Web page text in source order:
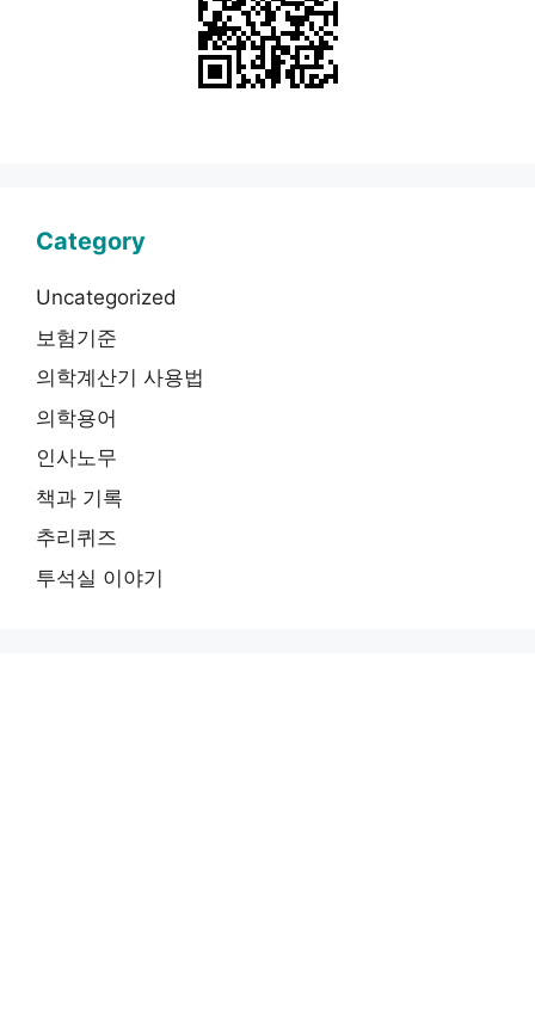
Category
Uncategorized
보험기준
의학계산기 사용법
의학용어
인사노무
책과 기록
추리퀴즈
투석실 이야기